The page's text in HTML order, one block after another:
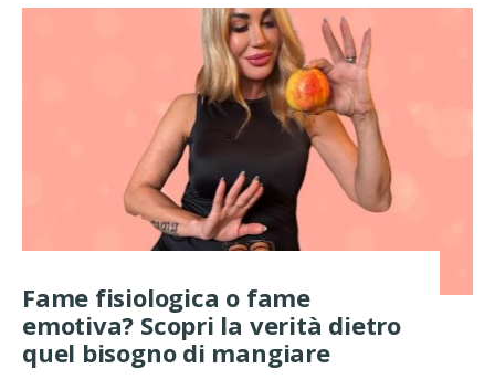
Fame fisiologica o fame
emotiva? Scopri la verità dietro
quel bisogno di mangiare